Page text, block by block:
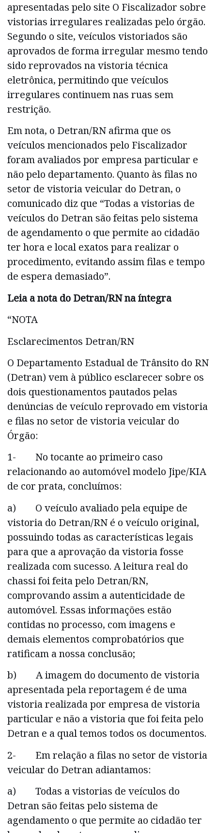
apresentadas pelo site O Fiscalizador sobre
vistorias irregulares realizadas pelo órgão.
Segundo o site, veículos vistoriados são
aprovados de forma irregular mesmo tendo
sido reprovados na vistoria técnica
eletrônica, permitindo que veículos
irregulares continuem nas ruas sem
restrição.
Em nota, o Detran/RN afirma que os
veículos mencionados pelo Fiscalizador
foram avaliados por empresa particular e
não pelo departamento. Quanto às filas no
setor de vistoria veicular do Detran, o
comunicado diz que “Todas a vistorias de
veículos do Detran são feitas pelo sistema
de agendamento o que permite ao cidadão
ter hora e local exatos para realizar o
procedimento, evitando assim filas e tempo
de espera demasiado”.
Leia a nota do Detran/RN na íntegra
“NOTA
Esclarecimentos Detran/RN
O Departamento Estadual de Trânsito do RN
(Detran) vem à público esclarecer sobre os
dois questionamentos pautados pelas
denúncias de veículo reprovado em vistoria
e filas no setor de vistoria veicular do
Órgão:
1- No tocante ao primeiro caso
relacionando ao automóvel modelo Jipe/KIA
de cor prata, concluímos:
a) O veículo avaliado pela equipe de
vistoria do Detran/RN é o veículo original,
possuindo todas as características legais
para que a aprovação da vistoria fosse
realizada com sucesso. A leitura real do
chassi foi feita pelo Detran/RN,
comprovando assim a autenticidade de
automóvel. Essas informações estão
contidas no processo, com imagens e
demais elementos comprobatórios que
ratificam a nossa conclusão;
b) A imagem do documento de vistoria
apresentada pela reportagem é de uma
vistoria realizada por empresa de vistoria
particular e não a vistoria que foi feita pelo
Detran e a qual temos todos os documentos.
2- Em relação a filas no setor de vistoria
veicular do Detran adiantamos:
a) Todas a vistorias de veículos do
Detran são feitas pelo sistema de
agendamento o que permite ao cidadão ter